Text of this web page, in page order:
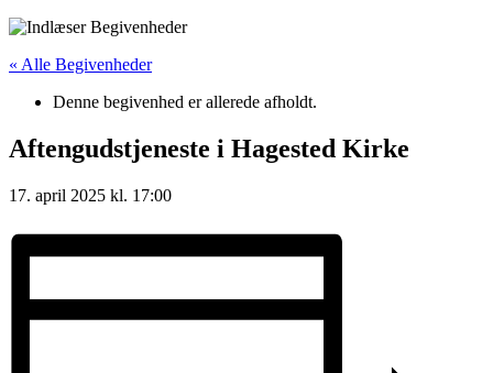
« Alle Begivenheder
Denne begivenhed er allerede afholdt.
Aftengudstjeneste i Hagested Kirke
17. april 2025 kl. 17:00